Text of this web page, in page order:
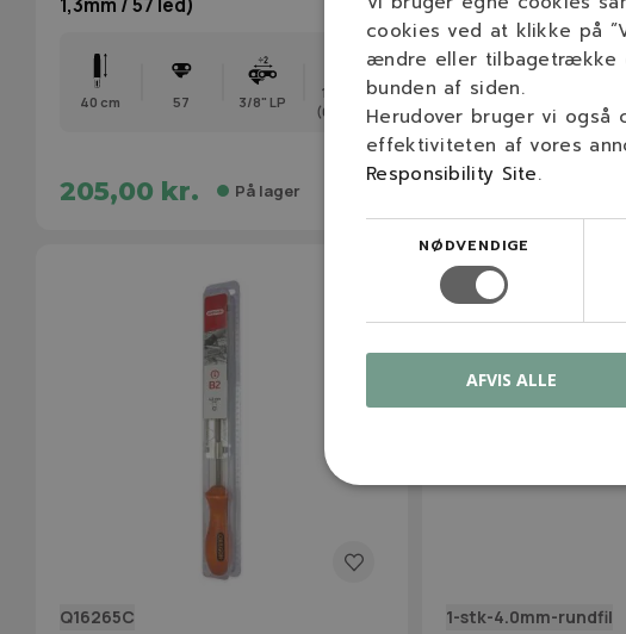
40 cm 57 3/8" LP
1,3 mm
(0,050″)
205,00 kr. På lager 437,19 kr.
Q16265C 1-stk-4.0mm-rundfil
cookies ved at klikke på
ændre eller tilbagetrække
bunden af siden.
Herudover bruger vi også
effektiviteten af vores
Responsibility Site.
NØDVENDIGE
AFVIS ALLE